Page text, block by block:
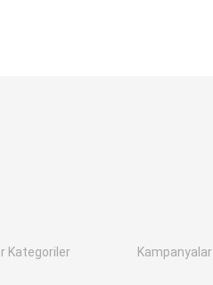
Kategoriler Kampanyalar